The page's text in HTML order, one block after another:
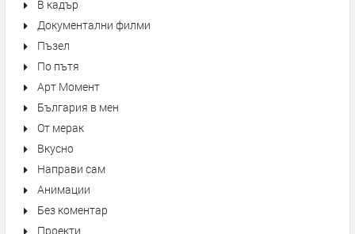
В кадър
Документални филми
Пъзел
По пътя
Арт Момент
България в мен
От мерак
Вкусно
Направи сам
Анимации
Без коментар
Проекти